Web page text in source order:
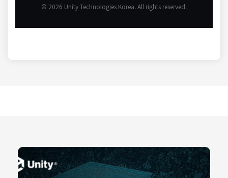
© 2026 Unity Technologies Korea. All rights reserved.